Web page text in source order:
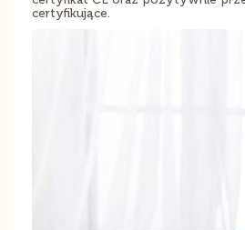
certyfikujące.